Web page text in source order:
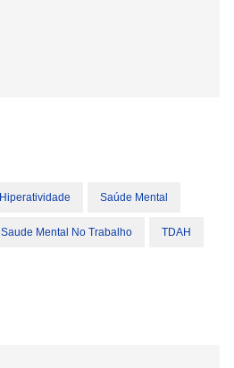
Hiperatividade Saúde Mental
Saude Mental No Trabalho TDAH